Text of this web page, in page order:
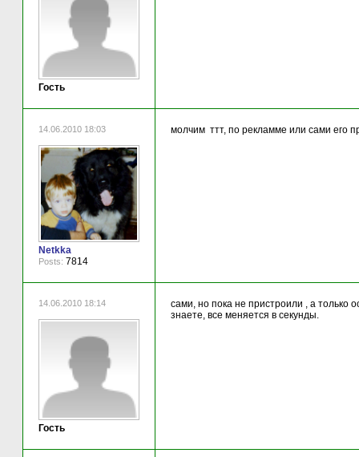
Гость
14.06.2010 18:03
Netkka
Posts: 7814
молчим ттт, по рекламме или сами его
14.06.2010 18:14
Гость
сами, но пока не пристроили , а только
знаете, все меняется в секунды.